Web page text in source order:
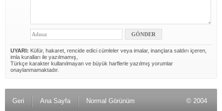
UYARI: Küfür, hakaret, rencide edici cümleler veya imalar, inançlara saldırı içeren,
imla kuralları ile yazılmamış,
Türkçe karakter kullanılmayan ve büyük harflerle yazılmış yorumlar
onaylanmamaktadır.
Geri Ana Sayfa Normal Görünüm © 2004